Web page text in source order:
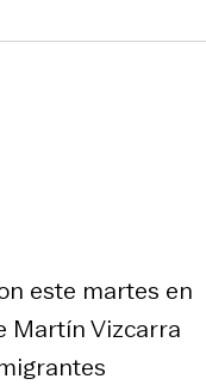
este martes en
Martín Vizcarra